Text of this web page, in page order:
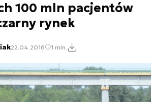
100 mln pacjentów
rynek
22.04.2016 1 min.